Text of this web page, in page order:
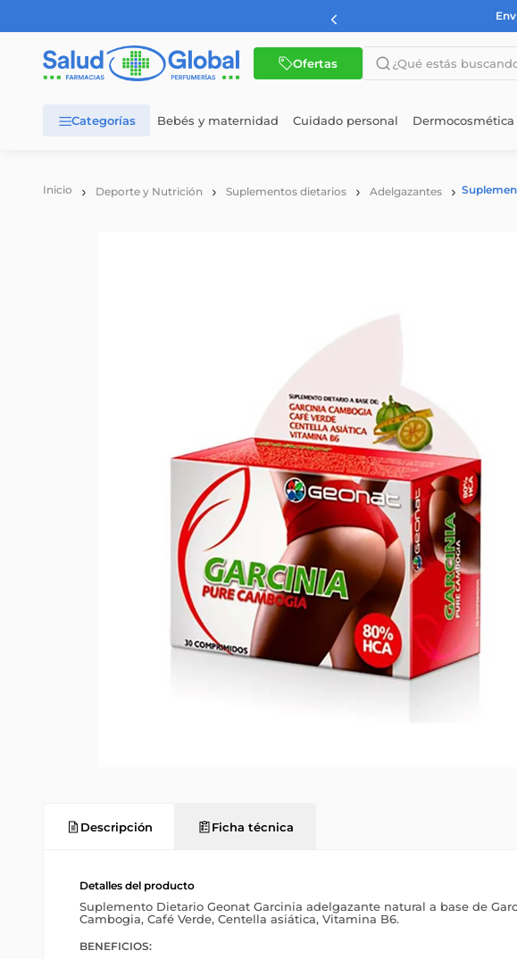
Ofertas
¿Qué estás buscando?
Bebés y maternidad Cuidado personal
Deporte y Nutrición Suplementos dietarios Adelgazantes
Descripción Ficha técnica
Detalles del producto
Suplemento Dietario Geonat Garcinia adelgazante natural a base de
Cambogia, Café Verde, Centella asiática, Vitamina B6.
BENEFICIOS: